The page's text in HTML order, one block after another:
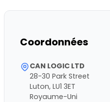
Coordonnées
CAN LOGIC LTD
28-30 Park Street
Luton, LU1 3ET
Royaume-Uni